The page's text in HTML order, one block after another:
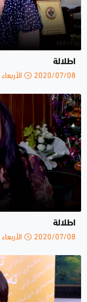
اطلالة
2020/07/08 الأربعاء 23:18 م
اطلالة
2020/07/08 الأربعاء 23:07 م